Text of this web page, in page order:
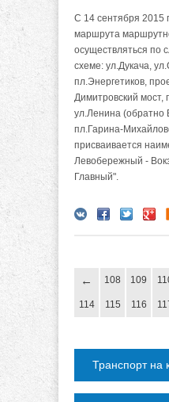
С 14 сентября 2015
маршрута
осуществляться по
схеме: ул.Дукача,
пл.Энергетиков,
Димитровский мост,
ул.Ленина (обратно
пл.Гарина-
присваивается
Левобережный -
Главный".
108 109
114 115 116
Транспорт на